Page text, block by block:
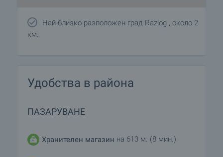
Най-близко разположен град Razlog , около 2
км.
Удобства в района
ПАЗАРУВАНЕ
Хранителен магазин на 613 м. (8 мин.)